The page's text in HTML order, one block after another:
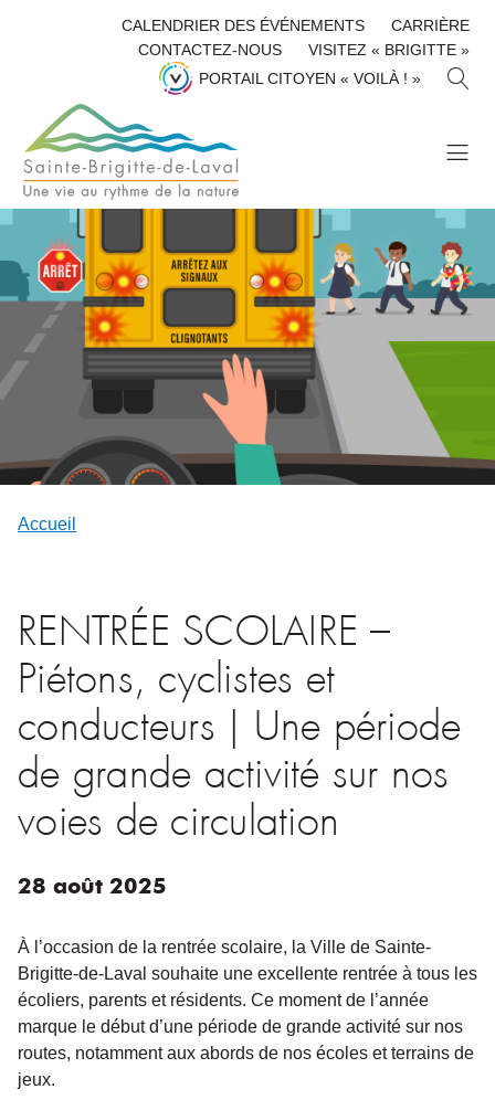
CALENDRIER DES ÉVÉNEMENTS
CARRIÈRE
CONTACTEZ-NOUS
VISITEZ « BRIGITTE »
PORTAIL CITOYEN « VOILÀ ! »
H
E
R
Accueil
RENTRÉE SCOLAIRE –
Piétons, cyclistes et
conducteurs | Une période
de grande activité sur nos
voies de circulation
28 août 2025
À l’occasion de la rentrée scolaire, la Ville de Sainte-
Brigitte-de-Laval souhaite une excellente rentrée à tous les
écoliers, parents et résidents. Ce moment de l’année
marque le début d’une période de grande activité sur nos
routes, notamment aux abords de nos écoles et terrains de
jeux.